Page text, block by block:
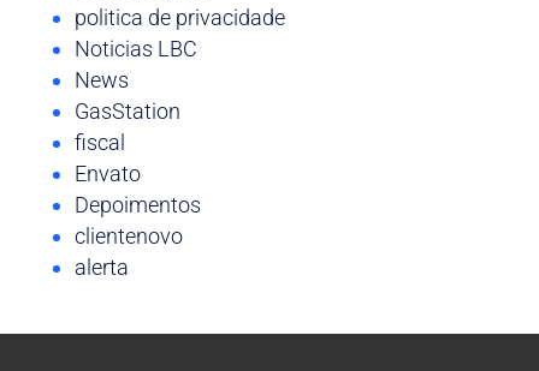
politica de privacidade
Noticias LBC
News
GasStation
fiscal
Envato
Depoimentos
clientenovo
alerta